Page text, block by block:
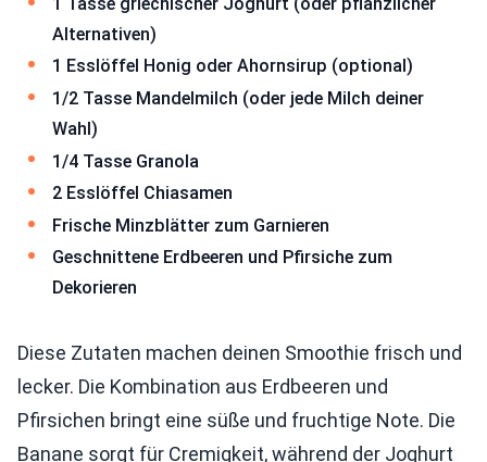
Alternativen)
1 Esslöffel Honig oder Ahornsirup (optional)
1/2 Tasse Mandelmilch (oder jede Milch deiner
Wahl)
1/4 Tasse Granola
2 Esslöffel Chiasamen
Frische Minzblätter zum Garnieren
Geschnittene Erdbeeren und Pfirsiche zum
Dekorieren
Diese Zutaten machen deinen Smoothie frisch und
lecker. Die Kombination aus Erdbeeren und
Pfirsichen bringt eine süße und fruchtige Note. Die
Banane sorgt für Cremigkeit, während der Joghurt